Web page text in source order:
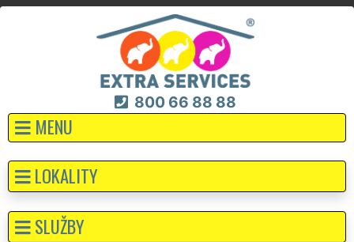
800 66 88 88
MENU
LOKALITY
SLUŽBY